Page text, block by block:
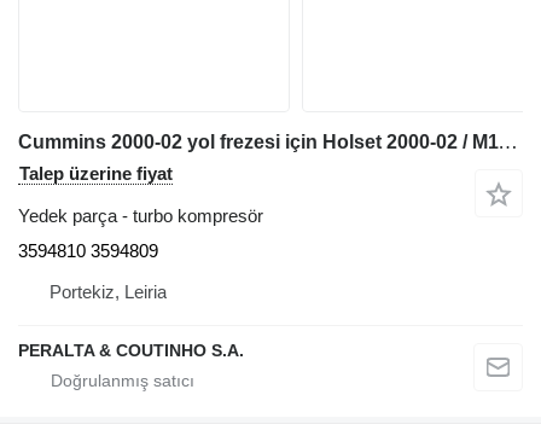
Cummins 2000-02 yol frezesi için Holset 2000-02 / M11 Turbocompressor HX50 3594810 turbo kompresör
Talep üzerine fiyat
Yedek parça - turbo kompresör
3594810 3594809
Portekiz, Leiria
PERALTA & COUTINHO S.A.